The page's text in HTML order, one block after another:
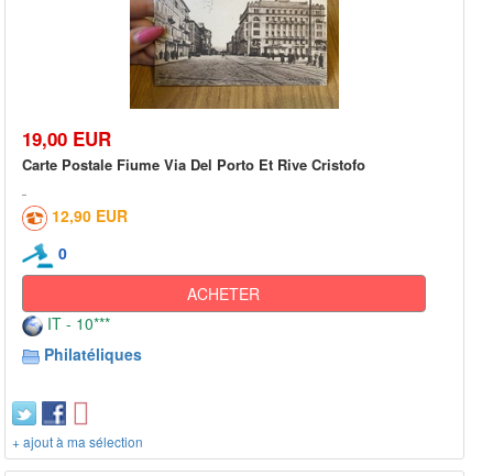
19,00 EUR
Carte Postale Fiume Via Del Porto Et Rive Cristofo
12,90 EUR
0
ACHETER
IT - 10***
Philatéliques
+ ajout à ma sélection